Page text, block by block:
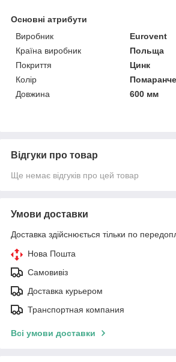
Основні атрибути
Виробник
Eurovent
Країна виробник
Польща
Покриття
Цинк
Колір
Довжина
600 мм
Відгуки про товар
Ще немає відгуків про цей товар
Умови доставки
Доставка здійснюється тільки по
Нова Пошта
Самовивіз
Доставка курьером
Транспортная компания
Всі умови доставки